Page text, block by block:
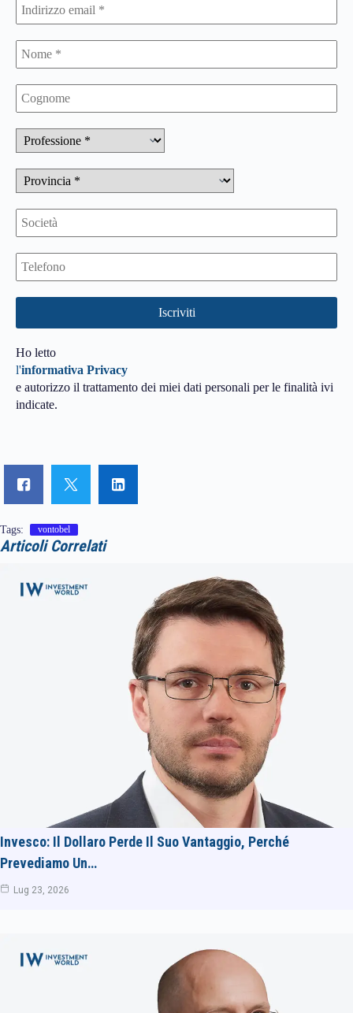
Ho letto
l'informativa Privacy
e autorizzo il trattamento dei miei dati personali per le finalità ivi
indicate.
Tags: vontobel
Articoli Correlati
Invesco: Il Dollaro Perde Il Suo Vantaggio, Perché
Prevediamo Un…
Lug 23, 2026